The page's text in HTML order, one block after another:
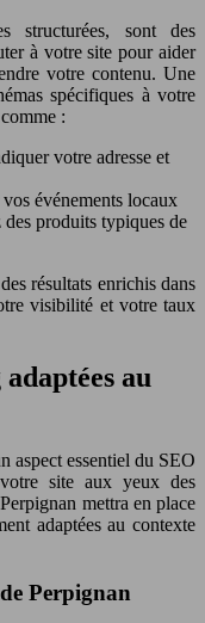
structurées, sont des
à votre site pour aider
votre contenu. Une
spécifiques à votre
:
votre adresse et
événements locaux
produits typiques de
résultats enrichis dans
visibilité et votre taux
au
aspect essentiel du SEO
site aux yeux des
mettra en place
adaptées au contexte
Perpignan